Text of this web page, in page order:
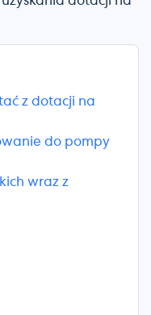
z dotacji na
do pompy
wraz z